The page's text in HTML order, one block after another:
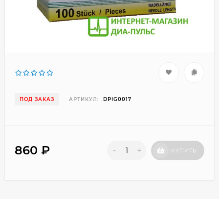
ПОД ЗАКАЗ АРТИКУЛ: DPIG0017
860 ₽ - + КУПИТЬ